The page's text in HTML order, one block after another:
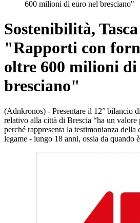
600 milioni di euro nel bresciano"
Sostenibilità,
"Rapporti con
oltre 600 milioni di
bresciano"
(Adnkronos) - Presentare il 12° bilancio
relativo alla città di Brescia “ha un valore
perché rappresenta la testimonianza
legame - lungo 18 anni, ossia da quando